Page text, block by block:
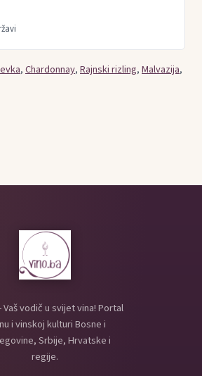
,Chardonnay,Rajnski rizling,Malvazija,
Vaš vodič u svijet vina! Portal
i vinskoj kulturi Bosne i
Srbije, Hrvatske i
regije.